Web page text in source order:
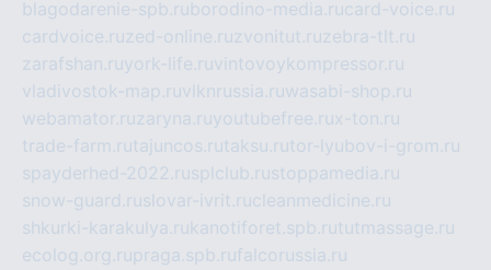
blagodarenie-spb.ruborodino-media.rucard-voice.ru
cardvoice.ruzed-online.ruzvonitut.ruzebra-tlt.ru
zarafshan.ruyork-life.ruvintovoykompressor.ru
vladivostok-map.ruvlknrussia.ruwasabi-shop.ru
webamator.ruzaryna.ruyoutubefree.rux-ton.ru
trade-farm.rutajuncos.rutaksu.rutor-lyubov-i-grom.ru
spayderhed-2022.rusplclub.rustoppamedia.ru
snow-guard.ruslovar-ivrit.rucleanmedicine.ru
shkurki-karakulya.rukanotiforet.spb.rututmassage.ru
ecolog.org.rupraga.spb.rufalcorussia.ru